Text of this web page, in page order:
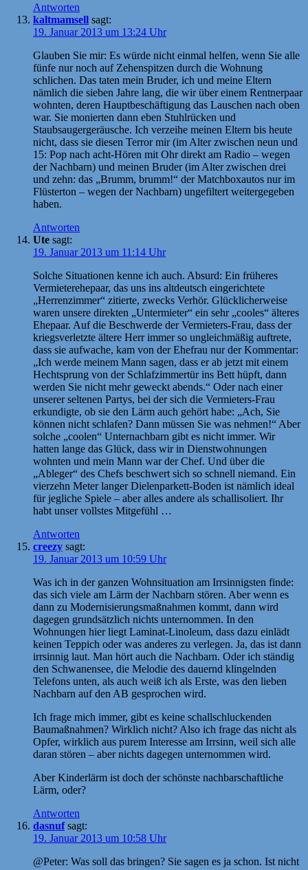
Antworten
kaltmamsell sagt:
19. Januar 2013 um 13:24 Uhr
Glauben Sie mir: Es würde nicht einmal helfen, wenn Sie alle
fünfe nur noch auf Zehenspitzen durch die Wohnung
schlichen. Das taten mein Bruder, ich und meine Eltern
nämlich die sieben Jahre lang, die wir über einem Rentnerpaar
wohnten, deren Hauptbeschäftigung das Lauschen nach oben
war. Sie monierten dann eben Stuhlrücken und
Staubsaugergeräusche. Ich verzeihe meinen Eltern bis heute
nicht, dass sie diesen Terror mir (im Alter zwischen neun und
15: Pop nach acht-Hören mit Ohr direkt am Radio – wegen
der Nachbarn) und meinen Bruder (im Alter zwischen drei
und zehn: das „Brumm, brumm!“ der Matchboxautos nur im
Flüsterton – wegen der Nachbarn) ungefiltert weitergegeben
haben.
Antworten
Ute sagt:
19. Januar 2013 um 11:14 Uhr
Solche Situationen kenne ich auch. Absurd: Ein früheres
Vermieterehepaar, das uns ins altdeutsch eingerichtete
„Herrenzimmer“ zitierte, zwecks Verhör. Glücklicherweise
waren unsere direkten „Untermieter“ ein sehr „cooles“ älteres
Ehepaar. Auf die Beschwerde der Vermieters-Frau, dass der
kriegsverletzte ältere Herr immer so ungleichmäßig auftrete,
dass sie aufwache, kam von der Ehefrau nur der Kommentar:
„Ich werde meinem Mann sagen, dass er ab jetzt mit einem
Hechtsprung von der Schlafzimmertür ins Bett hüpft, dann
werden Sie nicht mehr geweckt abends.“ Oder nach einer
unserer seltenen Partys, bei der sich die Vermieters-Frau
erkundigte, ob sie den Lärm auch gehört habe: „Ach, Sie
können nicht schlafen? Dann müssen Sie was nehmen!“ Aber
solche „coolen“ Unternachbarn gibt es nicht immer. Wir
hatten lange das Glück, dass wir in Dienstwohnungen
wohnten und mein Mann war der Chef. Und über die
„Ableger“ des Chefs beschwert sich so schnell niemand. Ein
vierzehn Meter langer Dielenparkett-Boden ist nämlich ideal
für jegliche Spiele – aber alles andere als schallisoliert. Ihr
habt unser vollstes Mitgefühl …
Antworten
creezy sagt:
19. Januar 2013 um 10:59 Uhr
Was ich in der ganzen Wohnsituation am Irrsinnigsten finde:
das sich viele am Lärm der Nachbarn stören. Aber wenn es
dann zu Modernisierungsmaßnahmen kommt, dann wird
dagegen grundsätzlich nichts unternommen. In den
Wohnungen hier liegt Laminat-Linoleum, dass dazu einlädt
keinen Teppich oder was anderes zu verlegen. Ja, das ist dann
irrsinnig laut. Man hört auch die Nachbarn. Oder ich ständig
den Schwanensee, die Melodie des dauernd klingelnden
Telefons unten, als auch weiß ich als Erste, was den lieben
Nachbarn auf den AB gesprochen wird.
Ich frage mich immer, gibt es keine schallschluckenden
Baumaßnahmen? Wirklich nicht? Also ich frage das nicht als
Opfer, wirklich aus purem Interesse am Irrsinn, weil sich alle
daran stören – aber nichts dagegen unternommen wird.
Aber Kinderlärm ist doch der schönste nachbarschaftliche
Lärm, oder?
Antworten
dasnuf sagt:
19. Januar 2013 um 10:58 Uhr
@Peter: Was soll das bringen? Sie sagen es ja schon. Ist nicht